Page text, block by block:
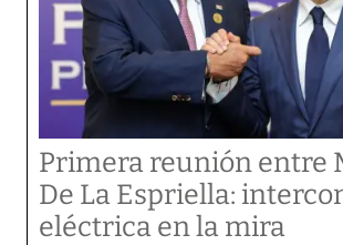
Primera reunión entre
De La Espriella:
eléctrica en la mira